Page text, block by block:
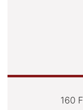
160